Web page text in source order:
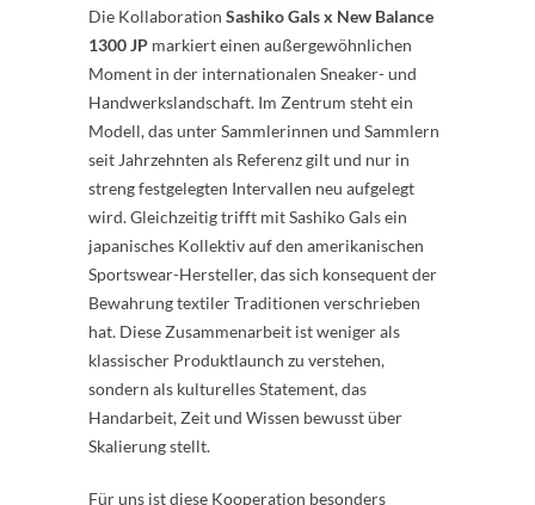
Die Kollaboration Sashiko Gals x New Balance
1300 JP markiert einen außergewöhnlichen
Moment in der internationalen Sneaker- und
Handwerkslandschaft. Im Zentrum steht ein
Modell, das unter Sammlerinnen und Sammlern
seit Jahrzehnten als Referenz gilt und nur in
streng festgelegten Intervallen neu aufgelegt
wird. Gleichzeitig trifft mit Sashiko Gals ein
japanisches Kollektiv auf den amerikanischen
Sportswear-Hersteller, das sich konsequent der
Bewahrung textiler Traditionen verschrieben
hat. Diese Zusammenarbeit ist weniger als
klassischer Produktlaunch zu verstehen,
sondern als kulturelles Statement, das
Handarbeit, Zeit und Wissen bewusst über
Skalierung stellt.
Für uns ist diese Kooperation besonders